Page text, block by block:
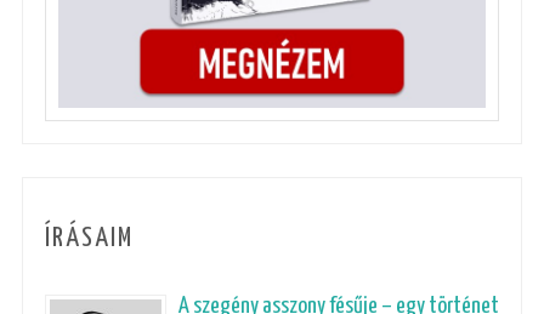
ÍRÁSAIM
A szegény asszony fésűje – egy történet